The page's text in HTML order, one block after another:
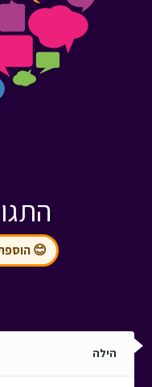
😊 הוספת
הילה